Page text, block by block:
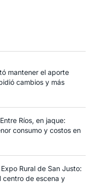
mantener el aporte
cambios y más
Ríos, en jaque:
consumo y costos en
Rural de San Justo:
centro de escena y